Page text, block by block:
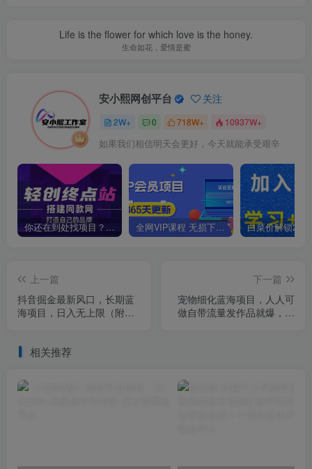
Life is the flower for which love is the honey.
生命如花，爱情是蜜
安小熙网创平台 关注
2W+ 0 718W+ 10937W+
如果我们相信明天会更好，今天就能承受艰辛
你还在到处找项目？还在当韭菜？我靠卖项目一个月收入5万+，曾经我也是个失败者。 全网VIP课程 无损下载~
上一篇
抖音掘金最新风口，长期蓝
海项目，日入无上限（附实
下一篇
宠物细化蓝海项目，人人可
做自带流量发作品就爆，掌
相关推荐